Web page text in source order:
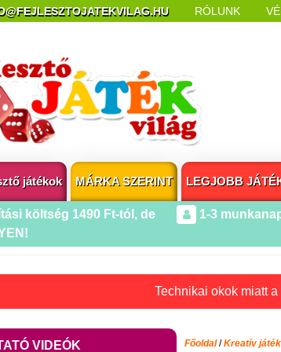
RÓLUNK
játékok MÁRKA SZERINT LEGJOBB
költség 1490 Ft-tól, de
1-3
Technikai okok miatt
VIDEÓK Főoldal/Kreatív játék